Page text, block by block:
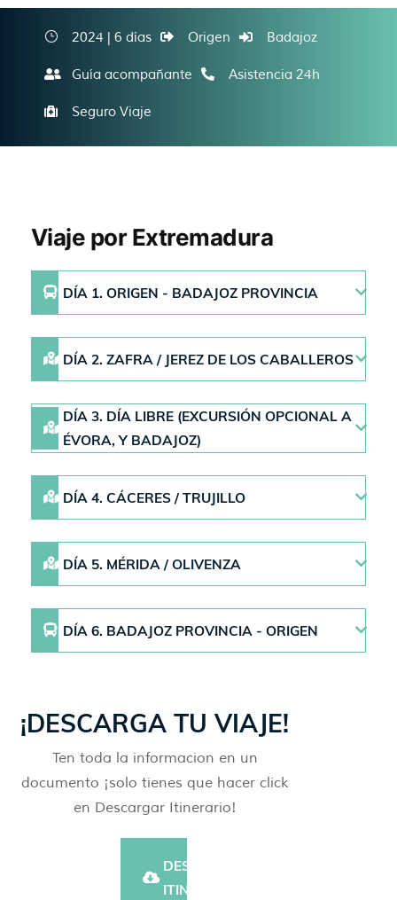
2024 | 6 días Origen Badajoz
Guía acompañante Asistencia 24h
Seguro Viaje
Viaje por Extremadura
DÍA 1. ORIGEN - BADAJOZ PROVINCIA
DÍA 2. ZAFRA / JEREZ DE LOS CABALLEROS
DÍA 3. DÍA LIBRE (EXCURSIÓN OPCIONAL A
ÉVORA, Y BADAJOZ)
DÍA 4. CÁCERES / TRUJILLO
DÍA 5. MÉRIDA / OLIVENZA
DÍA 6. BADAJOZ PROVINCIA - ORIGEN
¡DESCARGA TU VIAJE!
Ten toda la informacion en un
documento ¡solo tienes que hacer click
en Descargar Itinerario!
DESCARGAR
ITINERARIO